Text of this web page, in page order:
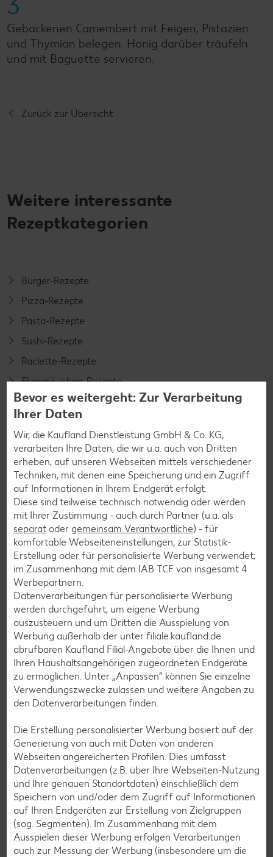
3
Gebackenen Camembert mit Feigen, Pistazien
und Thymian belegen. Honig darüber träufeln
und mit Baguette servieren.
Zurück zur Übersicht
Weitere interessante
Rezeptkategorien
Burger-Rezepte
Pizza-Rezepte
Pasta-Rezepte
Sushi-Rezepte
Raclette-Rezepte
Flammkuchen-Rezepte
Frühstücksrezepte
Salat-Rezepte
Spargel-Rezepte
Fleisch-Rezepte
Fisch-Rezepte
Geflügel-Rezepte
Lamm-Rezepte
Grill-Rezepte
Muffin-Rezepte
Apfelkuchen-Rezepte
Schokokuchen-Rezepte
Torten-Rezepte
Eis-Rezepte
Pfannkuchen-Rezepte
Plätzchen-Rezepte
Smoothie-Rezepte
Bowle-Rezepte
Cocktail-Rezepte
Avocado-Rezepte
Erdbeer-Rezepte
Bevor es weitergeht: Zur Verarbeitung
Ihrer Daten
Wir, die Kaufland Dienstleistung GmbH & Co. KG,
verarbeiten Ihre Daten, die wir u.a. auch von Dritten
erheben, auf unseren Webseiten mittels verschiedener
Techniken, mit denen eine Speicherung und ein Zugriff
auf Informationen in Ihrem Endgerät erfolgt.
Diese sind teilweise technisch notwendig oder werden
mit Ihrer Zustimmung - auch durch Partner (u.a. als
separat oder gemeinsam Verantwortliche) - für
komfortable Webseiteneinstellungen, zur Statistik-
Erstellung oder für personalisierte Werbung verwendet;
im Zusammenhang mit dem IAB TCF von insgesamt 4
Werbepartnern.
Datenverarbeitungen für personalisierte Werbung
werden durchgeführt, um eigene Werbung
auszusteuern und um Dritten die Ausspielung von
Werbung außerhalb der unter filiale.kaufland.de
abrufbaren Kaufland Filial-Angebote über die Ihnen und
Ihren Haushaltsangehörigen zugeordneten Endgeräte
zu ermöglichen. Unter „Anpassen“ können Sie einzelne
Verwendungszwecke zulassen und weitere Angaben zu
den Datenverarbeitungen finden.
Die Erstellung personalisierter Werbung basiert auf der
Generierung von auch mit Daten von anderen
Webseiten angereicherten Profilen. Dies umfasst
Datenverarbeitungen (z.B. über Ihre Webseiten-Nutzung
und Ihre genauen Standortdaten) einschließlich dem
Speichern von und/oder dem Zugriff auf Informationen
auf Ihren Endgeräten zur Erstellung von Zielgruppen
(sog. Segmenten). Im Zusammenhang mit dem
Ausspielen dieser Werbung erfolgen Verarbeitungen
auch zur Messung der Werbung (insbesondere um die